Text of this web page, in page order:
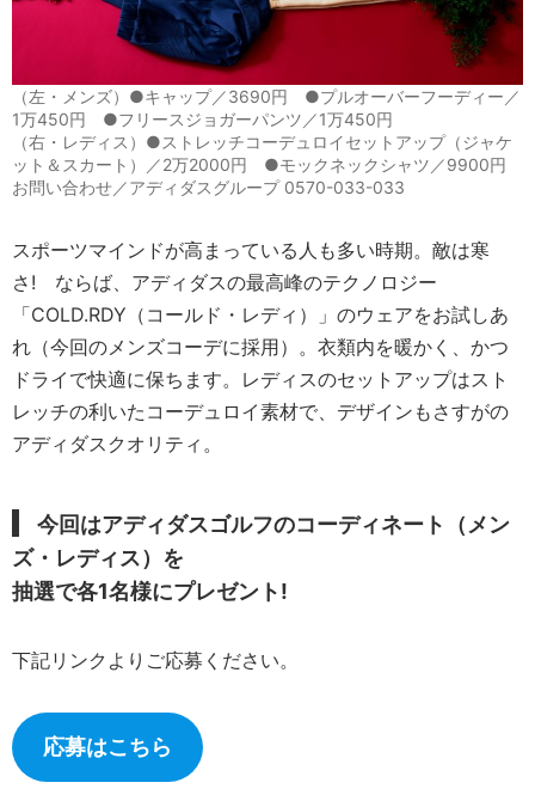
（左・メンズ）●キャップ／3690円 ●プルオーバーフーディー／
1万450円 ●フリースジョガーパンツ／1万450円
（右・レディス）●ストレッチコーデュロイセットアップ（ジャケ
ット＆スカート）／2万2000円 ●モックネックシャツ／9900円
お問い合わせ／アディダスグループ 0570-033-033
スポーツマインドが高まっている人も多い時期。敵は寒
さ! ならば、アディダスの最高峰のテクノロジー
「COLD.RDY（コールド・レディ）」のウェアをお試しあ
れ（今回のメンズコーデに採用）。衣類内を暖かく、かつ
ドライで快適に保ちます。レディスのセットアップはスト
レッチの利いたコーデュロイ素材で、デザインもさすがの
アディダスクオリティ。
今回はアディダスゴルフのコーディネート（メン
ズ・レディス）を
抽選で各1名様にプレゼント!
下記リンクよりご応募ください。
応募はこちら